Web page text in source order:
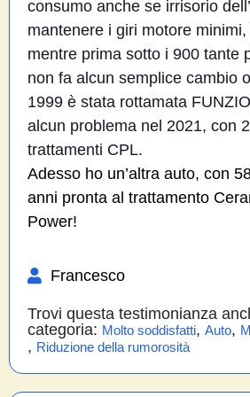
consumo anche se irrisorio
mantenere i giri motore
mentre prima sotto i 900 tante
non fa alcun semplice cambio
1999 è stata rottamata
alcun problema nel 2021, con
trattamenti CPL.
Adesso ho un’altra auto, con
anni pronta al trattamento
Power!
Francesco
Trovi questa testimonianza
categoria: Molto soddisfatti, Auto,
, Riduzione della rumorosità